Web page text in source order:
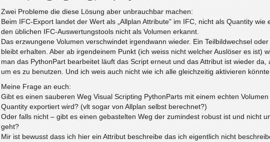
Zwei Probleme die diese Lösung aber unbrauchbar machen:
Beim IFC-Export landet der Wert als „Allplan Attribute" im IFC, nicht als Quantity
den üblichen IFC-Auswertungstools nicht als Volumen erkannt.
Das erzwungene Volumen verschwindet irgendwann wieder. Ein Teilbildwechsel
bleibt erhalten. Aber ab irgendeinem Punkt (ich weiss nicht welcher Auslöser es ist)
man das PythonPart bearbeitet läuft das Script erneut und das Attribut ist wieder
um es zu benutzen. Und ich weis auch nicht wie ich alle gleichzeitig aktivieren
Meine Frage an euch:
Gibt es einen sauberen Weg Visual Scripting PythonParts mit einem echten
Quantity exportiert wird? (vlt sogar von Allplan selbst berechnet?)
Oder falls nicht – gibt es einen gebastelten Weg der zumindest robust ist und nicht
geht?
Mir ist bewusst dass ich hier ein Attribut beschreibe das ich eigentlich nicht